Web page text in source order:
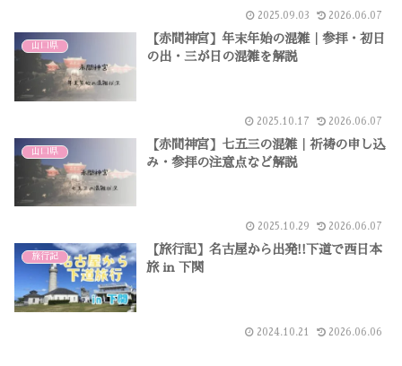
2025.09.03 2026.06.07
山口県
【赤間神宮】年末年始の混雑｜参拝・初日
の出・三が日の混雑を解説
2025.10.17 2026.06.07
山口県
【赤間神宮】七五三の混雑｜祈祷の申し込
み・参拝の注意点など解説
2025.10.29 2026.06.07
旅行記
【旅行記】名古屋から出発!!下道で西日本
旅 in 下関
2024.10.21 2026.06.06